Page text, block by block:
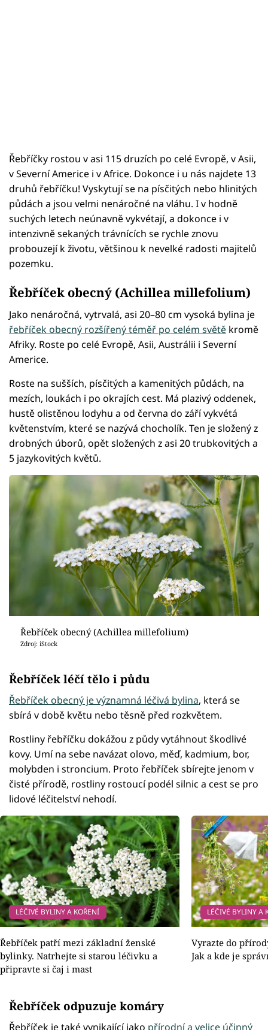
Řebříčky rostou v asi 115 druzích po celé Evropě, v Asii,
v Severní Americe i v Africe. Dokonce i u nás najdete 13
druhů řebříčku! Vyskytují se na písčitých nebo hlinitých
půdách a jsou velmi nenáročné na vláhu. I v hodně
suchých letech neúnavně vykvétají, a dokonce i v
intenzivně sekaných trávnících se rychle znovu
probouzejí k životu, většinou k nevelké radosti majitelů
pozemku.
Řebříček obecný (Achillea millefolium)
Jako nenáročná, vytrvalá, asi 20–80 cm vysoká bylina je
řebříček obecný rozšířený téměř po celém světě kromě
Afriky. Roste po celé Evropě, Asii, Austrálii i Severní
Americe.
Roste na sušších, písčitých a kamenitých půdách, na
mezích, loukách i po okrajích cest. Má plazivý oddenek,
hustě olistěnou lodyhu a od června do září vykvétá
květenstvím, které se nazývá chocholík. Ten je složený z
drobných úborů, opět složených z asi 20 trubkovitých a
5 jazykovitých květů.
Řebříček obecný (Achillea millefolium)
Zdroj: iStock
Řebříček léčí tělo i půdu
Řebříček obecný je významná léčivá bylina, která se
sbírá v době květu nebo těsně před rozkvětem.
Rostliny řebříčku dokážou z půdy vytáhnout škodlivé
kovy. Umí na sebe navázat olovo, měď, kadmium, bor,
molybden i stroncium. Proto řebříček sbírejte jenom v
čisté přírodě, rostliny rostoucí podél silnic a cest se pro
lidové léčitelství nehodí.
LÉČIVÉ BYLINY A KOŘENÍ
Řebříček patří mezi základní ženské
bylinky. Natrhejte si starou léčivku a
připravte si čaj i mast
LÉČIVÉ BYLINY A
Vyrazte do
Jak a kde je
Řebříček odpuzuje komáry
Řebříček je také vynikající jako přírodní a velice účinný